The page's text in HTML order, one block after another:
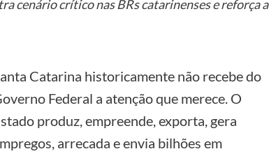
cenário crítico nas BRs catarinenses e reforça a
Catarina historicamente não recebe do
Federal a atenção que merece. O
produz, empreende, exporta, gera
arrecada e envia bilhões em